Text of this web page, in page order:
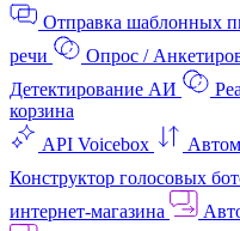
Отправка шаблонных
речи
Опрос /
Детектирование АИ
корзина
API Voicebox
Конструктор голосовых
интернет‑магазина